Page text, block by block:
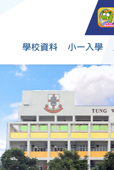
學校資料 小一入學